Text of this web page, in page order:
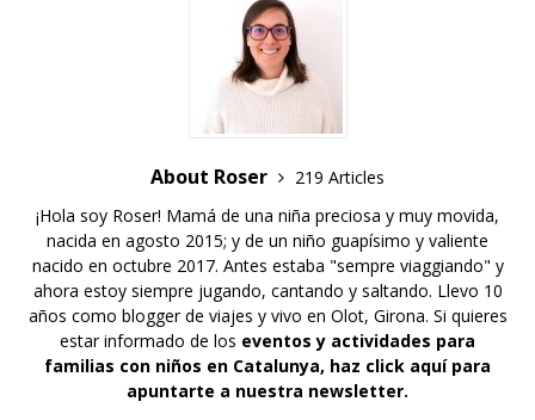
About Roser
219 Articles
¡Hola soy Roser! Mamá de una niña preciosa y muy movida,
nacida en agosto 2015; y de un niño guapísimo y valiente
nacido en octubre 2017. Antes estaba "sempre viaggiando" y
ahora estoy siempre jugando, cantando y saltando. Llevo 10
años como blogger de viajes y vivo en Olot, Girona. Si quieres
estar informado de los eventos y actividades para
familias con niños en Catalunya, haz click aquí para
apuntarte a nuestra newsletter.